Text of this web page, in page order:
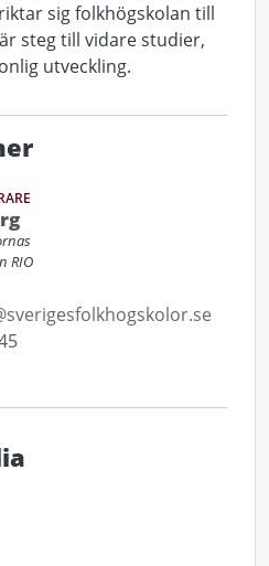
sig folkhögskolan till
steg till vidare studier,
utveckling.
RIO